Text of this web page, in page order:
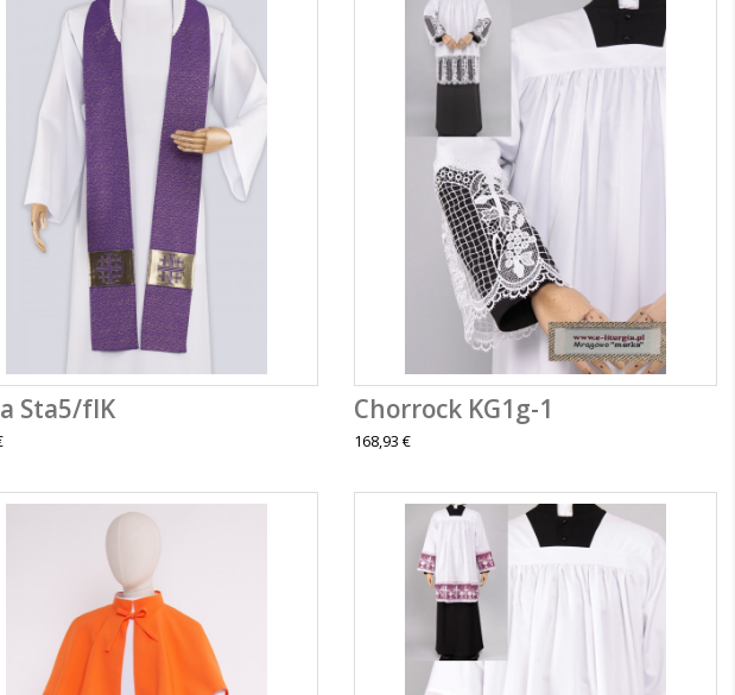
Sta5/fIK Chorrock KG1g-1
168,93 €